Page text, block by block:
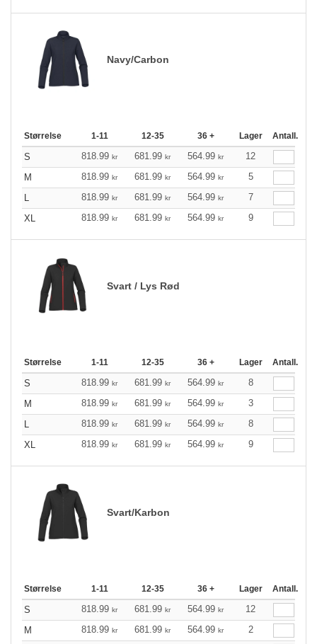
Navy/Carbon
Størrelse 1-11 12-35 36 + Lager Antall.
S 818.99 kr 681.99 kr 564.99 kr
12
M
818.99 kr 681.99 kr 564.99 kr
5
L
818.99 kr 681.99 kr 564.99 kr
7
XL
818.99 kr 681.99 kr 564.99 kr 9
Svart / Lys Rød
Størrelse 1-11 12-35 36 + Lager Antall.
S 818.99 kr 681.99 kr 564.99 kr
8
M
818.99 kr 681.99 kr 564.99 kr
3
L
818.99 kr 681.99 kr 564.99 kr
8
XL
818.99 kr 681.99 kr 564.99 kr 9
Svart/Karbon
Størrelse 1-11 12-35 36 + Lager Antall.
S 818.99 kr 681.99 kr 564.99 kr
12
M
818.99 kr 681.99 kr 564.99 kr
2